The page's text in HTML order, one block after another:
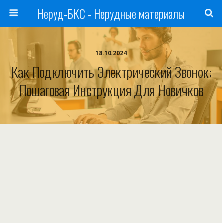
Неруд-БКС - Нерудные материалы
18.10.2024
Как Подключить Электрический Звонок:
Пошаговая Инструкция Для Новичков